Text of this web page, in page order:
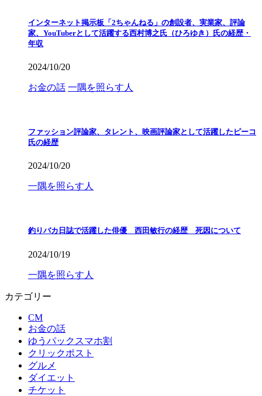
インターネット掲示板「2ちゃんねる」の創設者、実業家、評論
家、YouTuberとして活躍する西村博之氏（ひろゆき）氏の経歴・
年収
2024/10/20
お金の話 一隅を照らす人
ファッション評論家、タレント、映画評論家として活躍したピーコ
氏の経歴
2024/10/20
一隅を照らす人
釣りバカ日誌で活躍した俳優 西田敏行の経歴 死因について
2024/10/19
一隅を照らす人
カテゴリー
CM
お金の話
ゆうパックスマホ割
クリックポスト
グルメ
ダイエット
チケット